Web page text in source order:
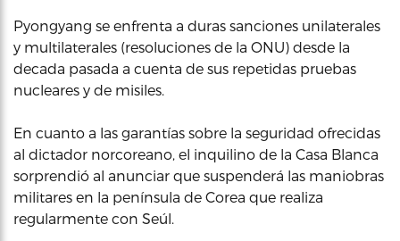
Pyongyang se enfrenta a duras sanciones unilaterales
y multilaterales (resoluciones de la ONU) desde la
decada pasada a cuenta de sus repetidas pruebas
nucleares y de misiles.
En cuanto a las garantías sobre la seguridad ofrecidas
al dictador norcoreano, el inquilino de la Casa Blanca
sorprendió al anunciar que suspenderá las maniobras
militares en la península de Corea que realiza
regularmente con Seúl.